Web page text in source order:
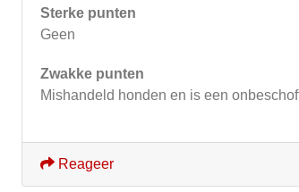
Sterke punten
Geen
Zwakke punten
Mishandeld honden en is een
Reageer